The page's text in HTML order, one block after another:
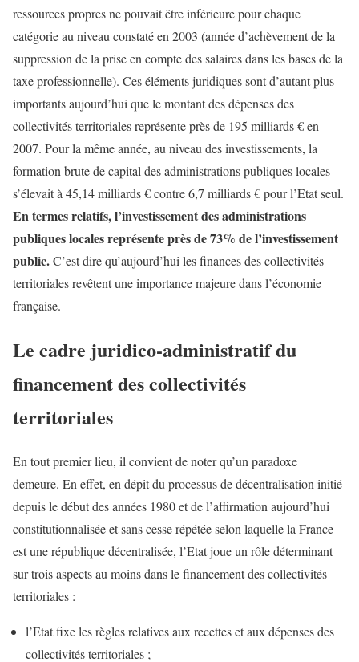
ressources propres ne pouvait être inférieure pour chaque
catégorie au niveau constaté en 2003 (année d’achèvement de la
suppression de la prise en compte des salaires dans les bases de la
taxe professionnelle). Ces éléments juridiques sont d’autant plus
importants aujourd’hui que le montant des dépenses des
collectivités territoriales représente près de 195 milliards € en
2007. Pour la même année, au niveau des investissements, la
formation brute de capital des administrations publiques locales
s’élevait à 45,14 milliards € contre 6,7 milliards € pour l’Etat seul.
En termes relatifs, l’investissement des administrations
publiques locales représente près de 73% de l’investissement
public.C’est dire qu’aujourd’hui les finances des collectivités
territoriales revêtent une importance majeure dans l’économie
française.
Le cadre juridico-administratif du
financement des collectivités
territoriales
En tout premier lieu, il convient de noter qu’un paradoxe
demeure. En effet, en dépit du processus de décentralisation initié
depuis le début des années 1980 et de l’affirmation aujourd’hui
constitutionnalisée et sans cesse répétée selon laquelle la France
est une république décentralisée, l’Etat joue un rôle déterminant
sur trois aspects au moins dans le financement des collectivités
territoriales :
l’Etat fixe les règles relatives aux recettes et aux dépenses des
collectivités territoriales ;